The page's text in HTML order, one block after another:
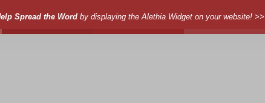
Spread the Wordby displaying the Alethia Widget on your website! >>